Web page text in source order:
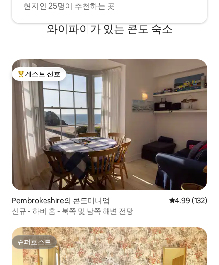
현지인 25명이 추천하는 곳
와이파이가 있는 콘도 숙소
상위 게스트 선호
게스트 선호
Pembrokeshire의 콘도미니엄 평점 4.99점(5
4.99 (132)
신규 - 하버 홈 - 북쪽 및 남쪽 해변 전망
슈퍼호스트
슈퍼호스트